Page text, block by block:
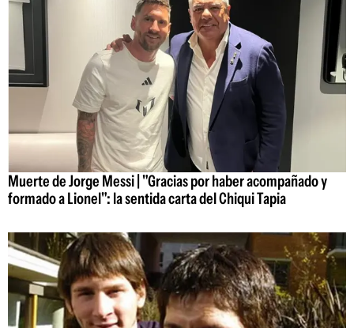
Muerte de Jorge Messi | "Gracias por haber acompañado y
formado a Lionel": la sentida carta del Chiqui Tapia